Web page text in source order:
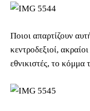
Ποιοι απαρτίζουν
κεντροδεξιοί,
εθνικιστές, το